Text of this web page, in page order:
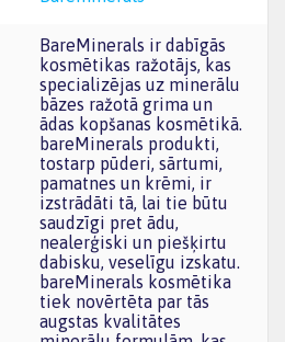
bareMinerals ir dabīgās
kosmētikas ražotājs, kas
specializējas uz minerālu
bāzes ražotā grima un
ādas kopšanas kosmētikā.
bareMinerals produkti,
tostarp pūderi, sārtumi,
pamatnes un krēmi, ir
izstrādāti tā, lai tie būtu
saudzīgi pret ādu,
nealerģiski un piešķirtu
dabisku, veselīgu izskatu.
bareMinerals kosmētika
tiek novērtēta par tās
augstas kvalitātes